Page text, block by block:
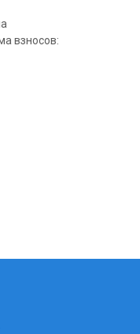
взносов: